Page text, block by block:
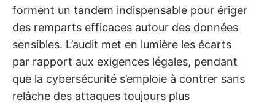
forment un tandem indispensable pour ériger
des remparts efficaces autour des données
sensibles. L’audit met en lumière les écarts
par rapport aux exigences légales, pendant
que la cybersécurité s’emploie à contrer sans
relâche des attaques toujours plus